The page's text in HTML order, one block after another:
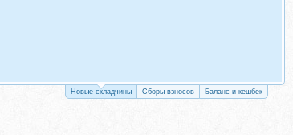
Новые складчины Сборы взносов Баланс и кешбек